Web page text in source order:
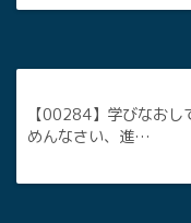
【00284】学びなお
めんなさい、進…